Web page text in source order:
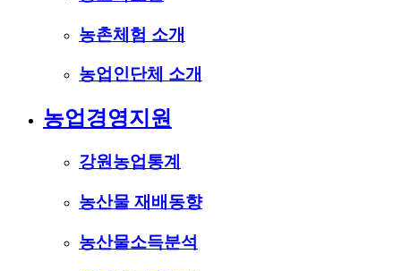
농촌체험 소개
농업인단체 소개
농업경영지원
강원농업통계
농산물 재배동향
농산물소득분석